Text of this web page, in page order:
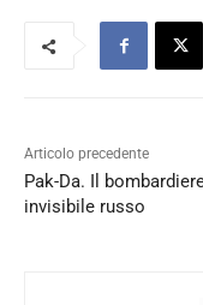
Articolo precedente
Pak-Da. Il
invisibile russo